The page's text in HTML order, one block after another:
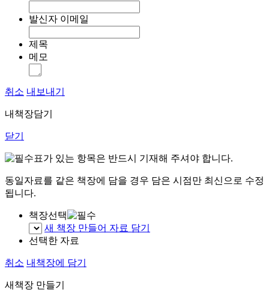
발신자 이메일
제목
메모
취소 내보내기
내책장담기
닫기
표가 있는 항목은 반드시 기재해 주셔야 합니다.
동일자료를 같은 책장에 담을 경우 담은 시점만 최신으로 수정
됩니다.
책장선택
새 책장 만들어 자료 담기
선택한 자료
취소 내책장에 담기
새책장 만들기